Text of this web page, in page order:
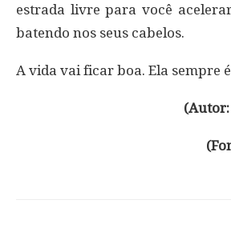
estrada livre para você
batendo nos seus cabelos.
A vida vai ficar boa. Ela sempre